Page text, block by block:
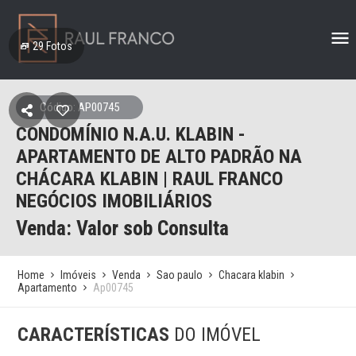
29 Fotos
Código: AP00745
CONDOMÍNIO N.A.U. KLABIN -
APARTAMENTO DE ALTO PADRÃO NA
CHÁCARA KLABIN | RAUL FRANCO
NEGÓCIOS IMOBILIÁRIOS
Venda: Valor sob Consulta
Home Imóveis Venda Sao paulo
Chacara klabin
Apartamento
Ap00745
CARACTERÍSTICAS DO IMÓVEL